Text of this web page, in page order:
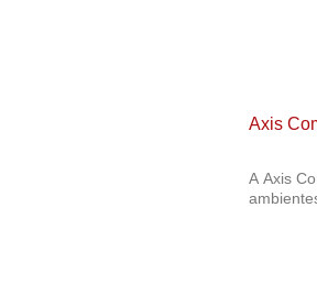
Axis
A Axis